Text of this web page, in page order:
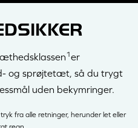
1er
og sprøjtetæt, så du trygt
uden bekymringer.
fra alle retninger, herunder let eller